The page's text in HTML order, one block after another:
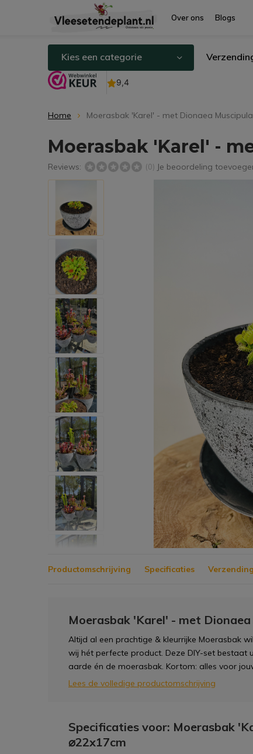
Over ons Blogs
Kies een categorie
Home Moerasbak 'Karel' - met Dionaea
Moerasbak 'Karel' -
Reviews: (0) Je beoordeling
Productomschrijving Specificaties
Moerasbak 'Karel' - met
Altijd al een prachtige & kleurrijke Moerasbak
wij hét perfecte product. Deze DIY-set bestaat
aarde én de moerasbak. Kortom: alles voor
Lees de volledige productomschrijving
Specificaties voor: Moerasbak
⌀22x17cm